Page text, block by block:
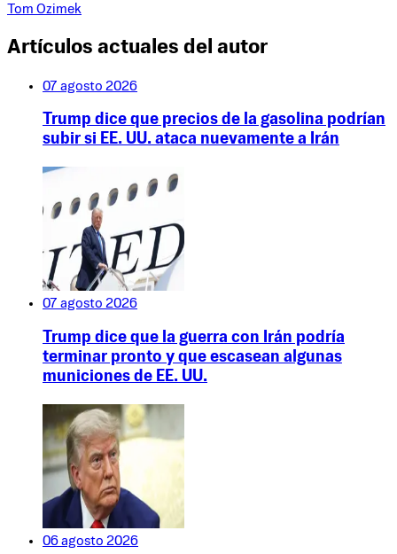
Tom Ozimek
Artículos actuales del autor
07 agosto 2026
Trump dice que precios de la gasolina podrían
subir si EE. UU. ataca nuevamente a Irán
07 agosto 2026
Trump dice que la guerra con Irán podría
terminar pronto y que escasean algunas
municiones de EE. UU.
06 agosto 2026